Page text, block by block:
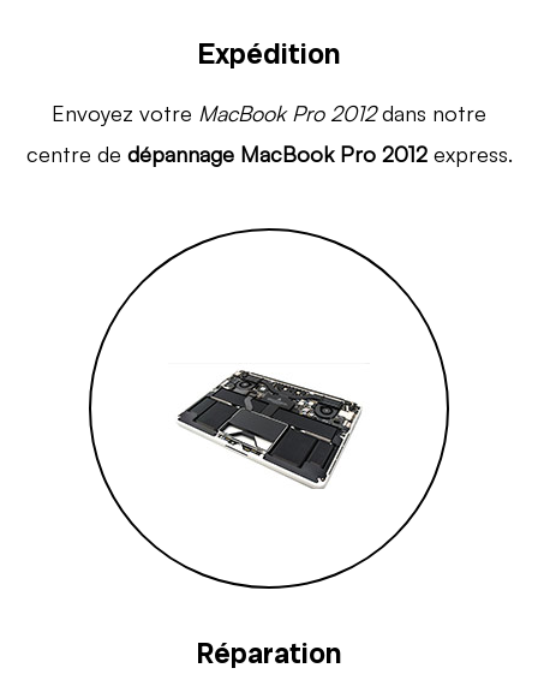
Expédition
Envoyez votre MacBook Pro 2012dans notre
centre de dépannage MacBook Pro 2012express.
Réparation